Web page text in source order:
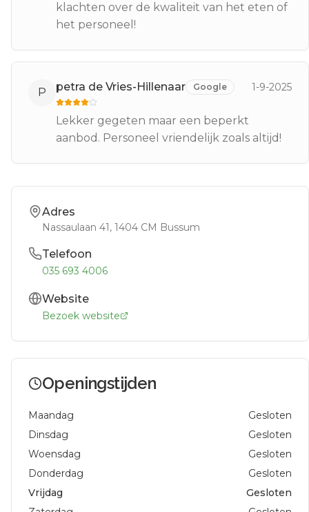
klachten over de kwaliteit van het eten of
het personeel!
P petra de Vries-Hillenaar Google 1-9-2025
Lekker gegeten maar een beperkt
aanbod. Personeel vriendelijk zoals altijd!
Adres
Nassaulaan 41, 1404 CM Bussum
Telefoon
035 693 4006
Website
Bezoek website
Openingstijden
Maandag
Gesloten
Dinsdag
Gesloten
Woensdag
Gesloten
Donderdag
Gesloten
Vrijdag
Gesloten